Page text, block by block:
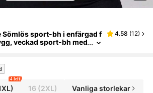
Sömlös sport-bh i enfärgad f
veckad sport-bh med
4.58 (12)
4 left
16 (2XL) Vanliga storlekar